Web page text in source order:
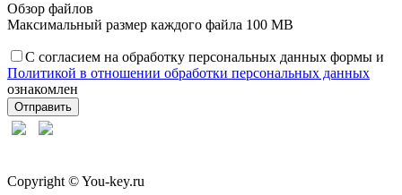
Обзор файлов
Максимальный размер каждого файла 100 MB
С согласием на обработку персональных данных формы и
Политикой в отношении обработки персональных данных
ознакомлен
Отправить
Сopyright © You-key.ru